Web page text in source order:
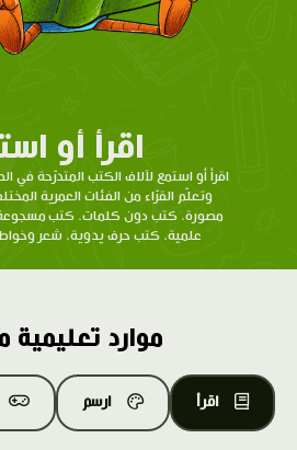
اقرأ أو
اقرأ أو استمع لآلاف الكتب المتدرّحة في
وتعلّم القرّاء من الفئات العمرية
مصورة، كتب دون كلمات، كتب
علمية، كتب حرف يدوية، شعر
موارد تعليمية
اقرأ ارسم